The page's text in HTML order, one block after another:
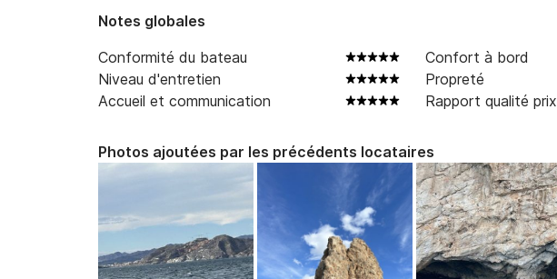
Notes globales
Conformité du bateau
Confort à bord
Niveau d'entretien
Propreté
Accueil et communication
Rapport qualité prix
Photos ajoutées par les précédents locataires